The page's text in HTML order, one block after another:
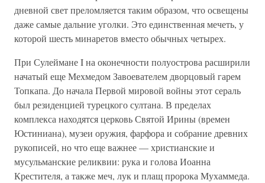
дневной свет преломляется таким образом, что освещены
даже самые дальние уголки. Это единственная мечеть, у
которой шесть минаретов вместо обычных четырех.
При Сулеймане I на оконечности полуострова расширили
начатый еще Мехмедом Завоевателем дворцовый гарем
Топкапа. До начала Первой мировой войны этот сераль
был резиденцией турецкого султана. В пределах
комплекса находятся церковь Святой Ирины (времен
Юстиниана), музеи оружия, фарфора и собрание древних
рукописей, но что еще важнее — христианские и
мусульманские реликвии: рука и голова Иоанна
Крестителя, а также меч, лук и плащ пророка Мухаммеда.